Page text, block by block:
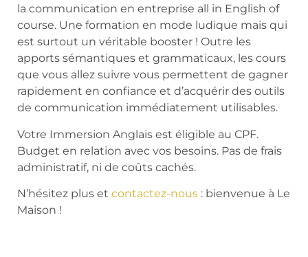
la communication en entreprise all in English of
course. Une formation en mode ludique mais qui
est surtout un véritable booster ! Outre les
apports sémantiques et grammaticaux, les cours
que vous allez suivre vous permettent de gagner
rapidement en confiance et d’acquérir des outils
de communication immédiatement utilisables.
Votre Immersion Anglais est éligible au CPF.
Budget en relation avec vos besoins. Pas de frais
administratif, ni de coûts cachés.
N’hésitez plus et contactez-nous : bienvenue à Le
Maison !